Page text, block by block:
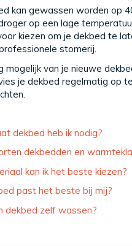
kan gewassen worden op
op een lage
kiezen om je dekbed te
stomerij.
mogelijk van je nieuwe
je dekbed regelmatig op
dekbed heb ik nodig?
dekbedden en
kan ik het beste kiezen?
past het beste bij mij?
dekbed zelf wassen?